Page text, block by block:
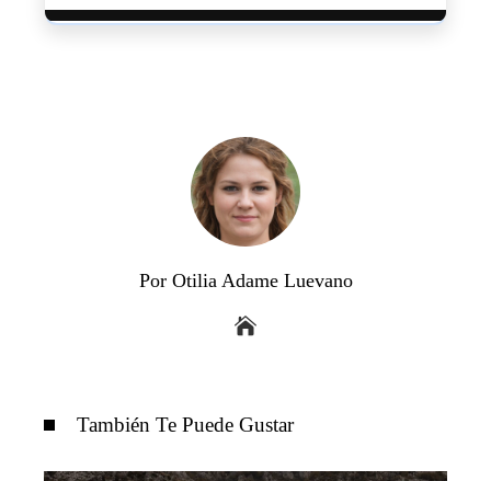
Por Otilia Adame Luevano
También Te Puede Gustar